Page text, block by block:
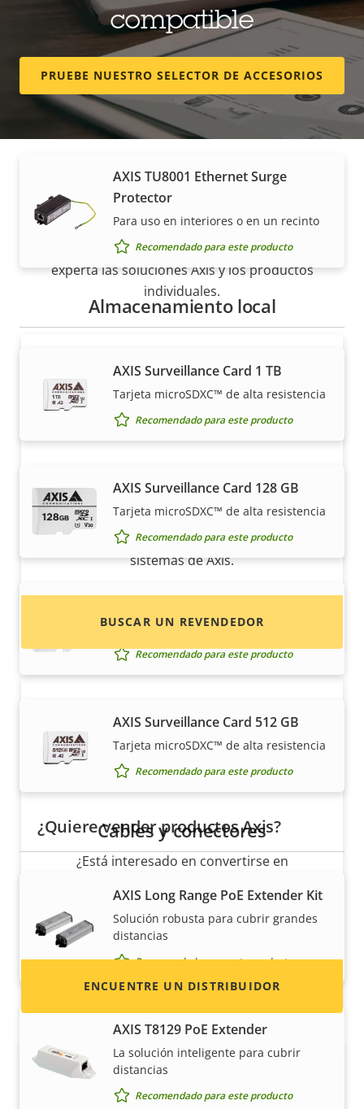
AXIS T8061 Ethernet Surge
Protector
sobretensiones
Recomendado para este producto
AXIS TU8001 Ethernet Surge
Protector
Para uso en interiores o en un recinto
Recomendado para este producto
Almacenamiento local
AXIS Surveillance Card 1 TB
Tarjeta microSDXC™ de alta resistencia
Recomendado para este producto
AXIS Surveillance Card 128 GB
Tarjeta microSDXC™ de alta resistencia
Recomendado para este producto
Tarjeta micro SDXC™ de alta resistencia
Recomendado para este producto
AXIS Surveillance Card 512 GB
Tarjeta microSDXC™ de alta resistencia
Recomendado para este producto
Cables y conectores
AXIS Long Range PoE Extender Kit
Solución robusta para cubrir grandes
distancias
Recomendado para este producto
AXIS T8129 PoE Extender
La solución inteligente para cubrir
distancias
Recomendado para este producto
compatible
PRUEBE NUESTRO SELECTOR DE ACCESORIOS
Cómo comprar
Nuestros socios fiables venden e instalan de forma
experta las soluciones Axis y los productos
individuales.
¿Quiere comprar productos Axis?
Localice revendedores, integradores de
sistemas e instaladores de productos y
sistemas de Axis.
BUSCAR UN REVENDEDOR
¿Quiere vender productos Axis?
¿Está interesado en convertirse en
contacto de distribuidores de productos y
sistemas Axis.
ENCUENTRE UN DISTRIBUIDOR